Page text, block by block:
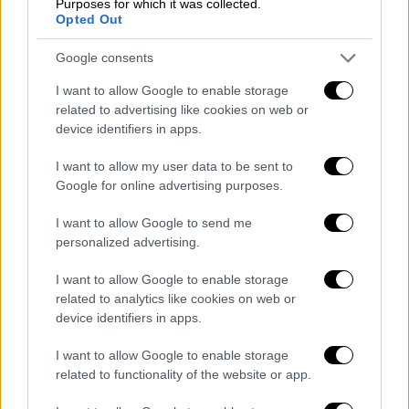
Purposes for which it was collected.
Opted Out
Google consents
I want to allow Google to enable storage
related to advertising like cookies on web or
device identifiers in apps.
I want to allow my user data to be sent to
Google for online advertising purposes.
I want to allow Google to send me
personalized advertising.
I want to allow Google to enable storage
related to analytics like cookies on web or
device identifiers in apps.
I want to allow Google to enable storage
related to functionality of the website or app.
Πάμπλο Πικάσο όταν μια πληροφορία από
έναν κλέφτη έργων τέχνης, τον Ονορέ
Τζόζεφ Γκέρι Πιερέ, τους κατηύθυνε προς
τον ισπανό καλλιτέχνη. Ο Πιερέ ομολόγησε
ότι έκλεβε μικροαντικείμενα από το Λούβρο
και τα πουλούσε. Ανέφερε συγκεκριμένα ότι
θα παραχώρησε έναντι αμοιβής κάποια από
αυτά σε έναν φίλο του ζωγράφο, τον Πάμπλο
Πικάσο. Ο Πικάσο είχε αγοράσει δύο ιβηρικά
αγάλματα από τον Πιερέ που προέρχονταν
από το Λούβρο. Ο κλέφτης είχε πουλήσει
επίσης παρόμοια αντικείμενα στον ποιητή
Γκιγιόμ Απολινέρ, τον οποίο «έδωσε» στις
Αρχές με την ελπίδα να κερδίσει την αμοιβή
πληροφορίες σχετικά με την κλοπή της